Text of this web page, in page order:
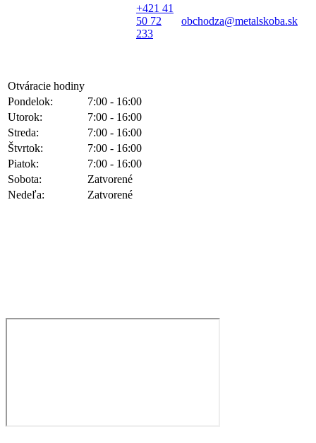
+421 41
50 72
233
obchodza@metalskoba.sk
Otváracie hodiny
Pondelok:
7:00 - 16:00
Utorok:
7:00 - 16:00
Streda:
7:00 - 16:00
Štvrtok:
7:00 - 16:00
Piatok:
7:00 - 16:00
Sobota:
Zatvorené
Nedeľa:
Zatvorené